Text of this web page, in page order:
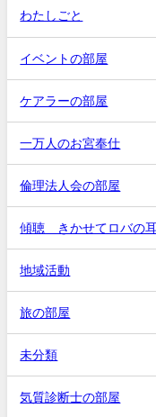
わたしごと
イベントの部屋
ケアラーの部屋
一万人のお宮奉仕
倫理法人会の部屋
傾聴 きかせてロバの
地域活動
旅の部屋
未分類
気質診断士の部屋